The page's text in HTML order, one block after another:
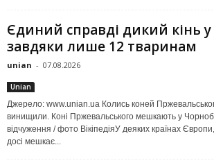
Єдиний справді дикий кінь у
завдяки лише 12 тваринам
unian - 07.08.2026
Unian
Джерело: www.unian.ua Колись коней
винищили. Коні Пржевальського мешкають у
відчуження / фото ВікіпедіяУ деяких країнах
досі мешкає...